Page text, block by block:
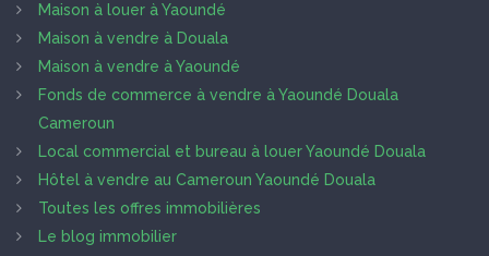
Maison à louer à Yaoundé
Maison à vendre à Douala
Maison à vendre à Yaoundé
Fonds de commerce à vendre à Yaoundé Douala
Cameroun
Local commercial et bureau à louer Yaoundé Douala
Hôtel à vendre au Cameroun Yaoundé Douala
Toutes les offres immobilières
Le blog immobilier